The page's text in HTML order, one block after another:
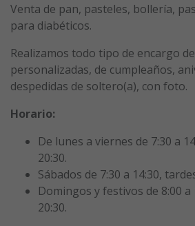
Venta de pan, pasteles, bollería,
para diabéticos.
Realizamos todo tipo de encargo
personalizadas, de cumpleaños,
despedidas de soltero(a), con foto.
Horario:
De lunes a viernes de 7:30 a
20:30.
Sábados de 7:30 a 14:30,
Domingos y festivos de 8:00 a
20:30.